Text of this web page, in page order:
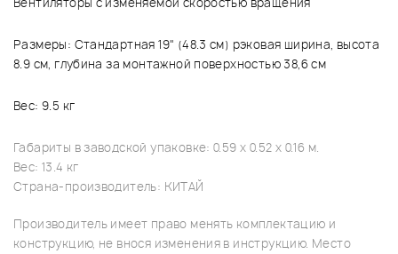
Размеры: Стандартная 19" (48.3 см) рэковая ширина, высота
8.9 см, глубина за монтажной поверхностью 38,6 см
Вес: 9.5 кг
Габариты в заводской упаковке: 0.59 x 0.52 x 0.16 м.
Вес: 13.4 кг
Страна-производитель: КИТАЙ
Производитель имеет право менять комплектацию и
конструкцию, не внося изменения в инструкцию. Место